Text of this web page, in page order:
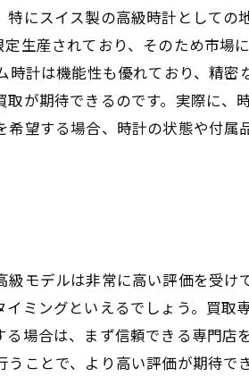
にスイス製の高級時計としての
生産されており、そのため市場
計は機能性も優れており、精密
が期待できるのです。実際に、
望する場合、時計の状態や付属
モデルは非常に高い評価を受け
ミングといえるでしょう。買取
場合は、まず信頼できる専門店
ことで、より高い評価が期待で